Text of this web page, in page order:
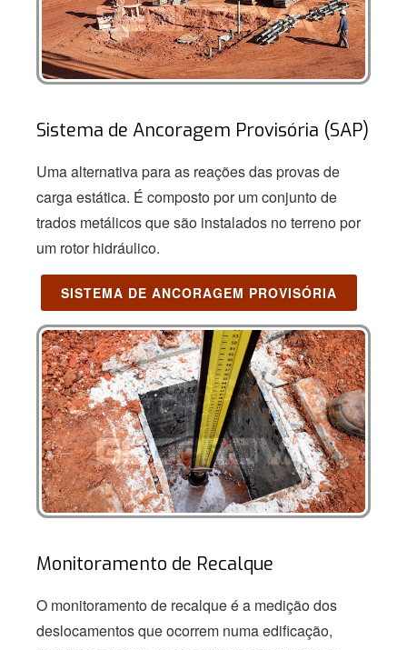
Sistema de Ancoragem Provisória (SAP)
Uma alternativa para as reações das provas de
carga estática. É composto por um conjunto de
trados metálicos que são instalados no terreno por
um rotor hidráulico.
SISTEMA DE ANCORAGEM PROVISÓRIA
Monitoramento de Recalque
O monitoramento de recalque é a medição dos
deslocamentos que ocorrem numa edificação,